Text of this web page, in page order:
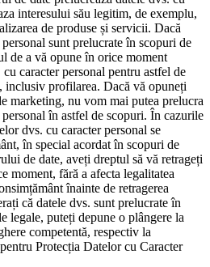
interesului său legitim, de exemplu,
de produse și servicii. Dacă
sunt prelucrate în scopuri de
de a vă opune în orice moment
caracter personal pentru astfel de
inclusiv profilarea. Dacă vă opuneți
marketing, nu vom mai putea prelucra
în astfel de scopuri. În cazurile
dvs. cu caracter personal se
în special acordat în scopuri de
de date, aveți dreptul să vă retrageți
moment, fără a afecta legalitatea
înainte de retragerea
că datele dvs. sunt prelucrate în
legale, puteți depune o plângere la
competentă, respectiv la
Protecția Datelor cu Caracter